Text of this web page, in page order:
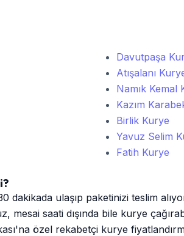
Davutpaşa
Atışalanı
Namık Kemal
Kazım
Birlik Kurye
Yavuz Selim
Fatih Kurye
dakikada ulaşıp paketinizi teslim
mesai saati dışında bile kurye
özel rekabetçi kurye